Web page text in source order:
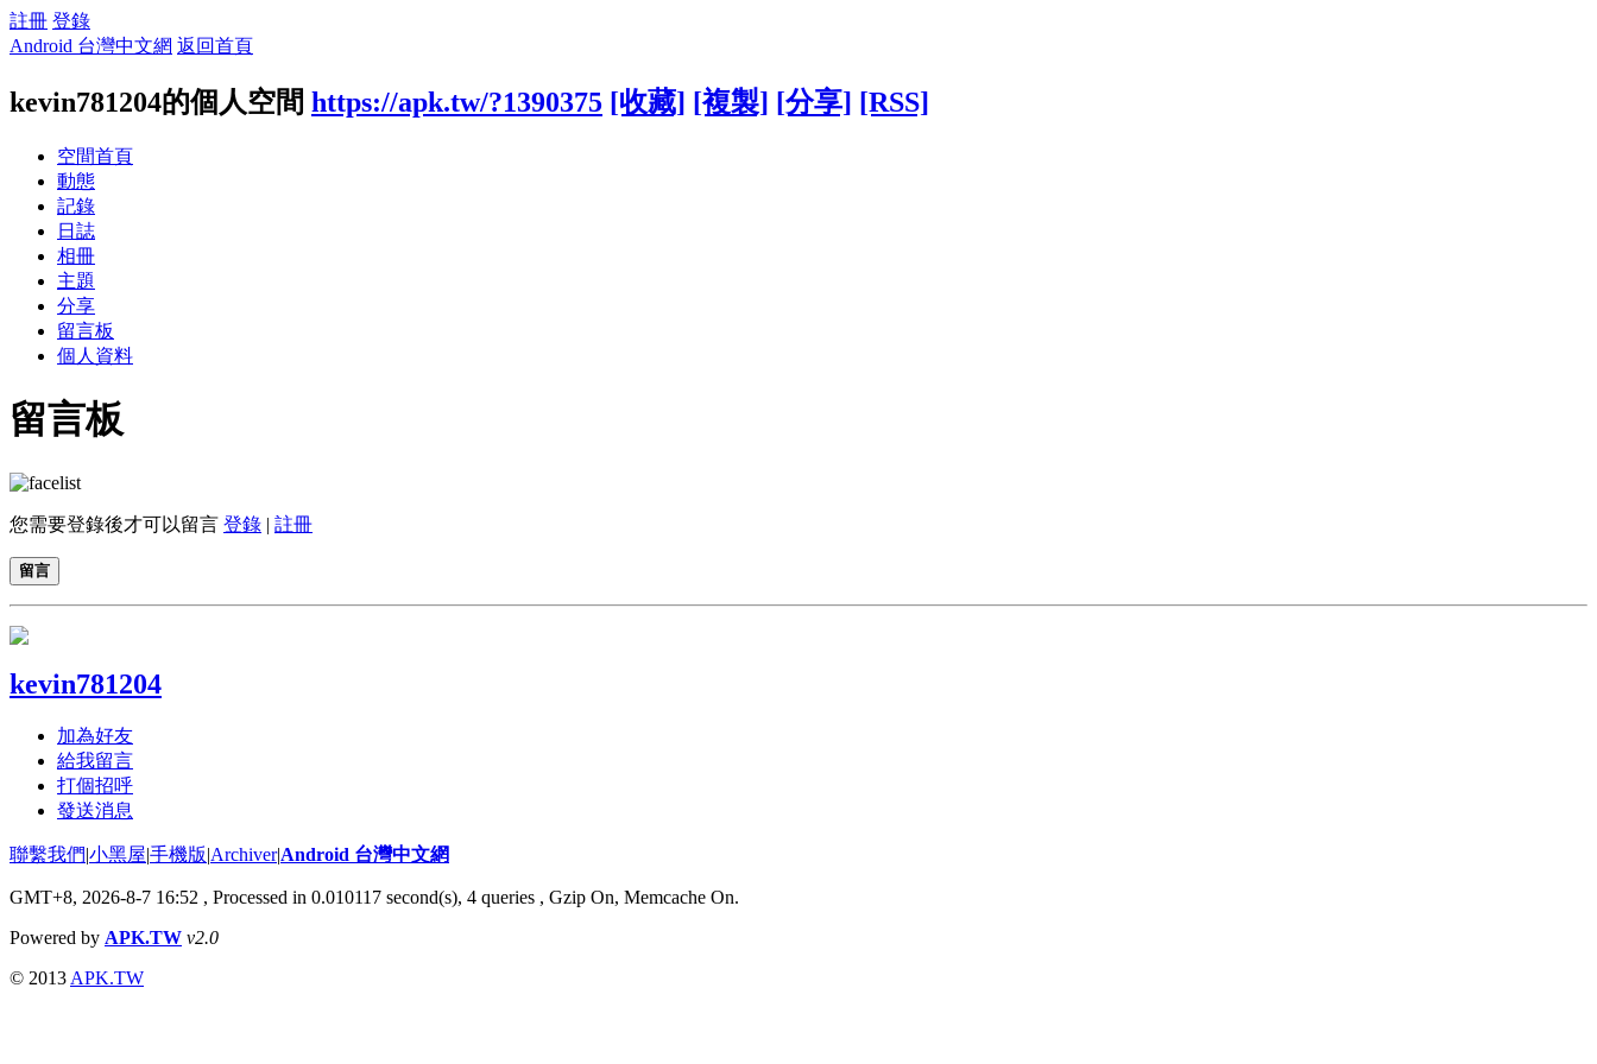
註冊 登錄
Android 台灣中文網 返回首頁
kevin781204的個人空間 https://apk.tw/?1390375 [收藏] [複製] [分享] [RSS]
空間首頁
動態
記錄
日誌
相冊
主題
分享
留言板
個人資料
留言板
您需要登錄後才可以留言 登錄 | 註冊
留言
kevin781204
加為好友
給我留言
打個招呼
發送消息
聯繫我們|小黑屋|手機版|Archiver|Android 台灣中文網
GMT+8, 2026-8-7 16:52 , Processed in 0.010117 second(s), 4 queries , Gzip On, Memcache On.
Powered by APK.TW v2.0
© 2013 APK.TW